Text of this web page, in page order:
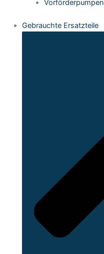
Vorförderpumpen
Gebrauchte Ersatzteile